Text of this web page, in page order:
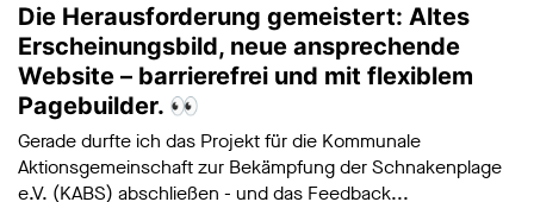
Die Herausforderung gemeistert: Altes
Erscheinungsbild, neue ansprechende
Website – barrierefrei und mit flexiblem
Pagebuilder. 👀
Gerade durfte ich das Projekt für die Kommunale
Aktionsgemeinschaft zur Bekämpfung der Schnakenplage
e.V. (KABS) abschließen - und das Feedback...